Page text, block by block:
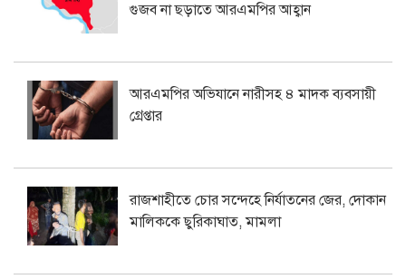
গুজব না ছড়াতে আরএমপির আহ্বান
আরএমপির অভিযানে নারীসহ ৪ মাদক ব্যবসায়ী
গ্রেপ্তার
রাজশাহীতে চোর সন্দেহে নির্যাতনের জের, দোকান
মালিককে ছুরিকাঘাত, মামলা